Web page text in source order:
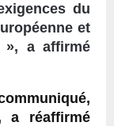
du
et
», a affirmé
a réaffirmé